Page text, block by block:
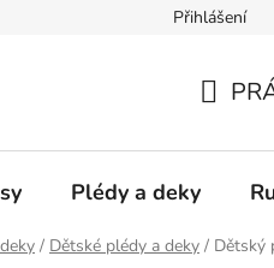
Přihlášení
KOŠÍK
Plédy a deky
/ Dětské plédy a deky / Dětský